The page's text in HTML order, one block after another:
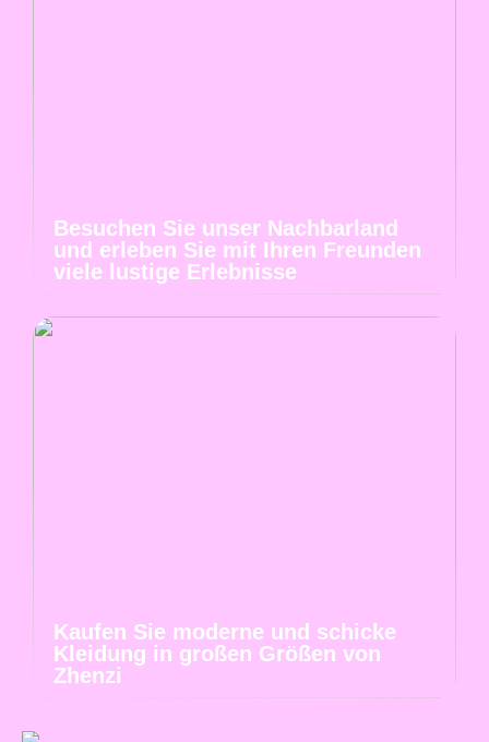
Besuchen Sie unser Nachbarland
und erleben Sie mit Ihren Freunden
viele lustige Erlebnisse
Kaufen Sie moderne und schicke
Kleidung in großen Größen von
Zhenzi